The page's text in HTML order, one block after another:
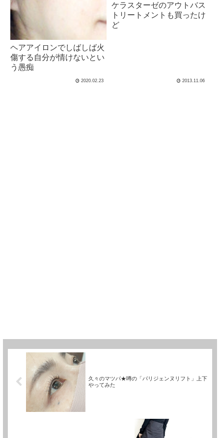
ヘアアイロンでしばしば火
傷する自分が情けないとい
う愚痴
2020.02.23
ケラスターゼのアウトバス
トリートメントも買ったけ
ど
2013.11.06
久々のマツパ★噂の「パリジェンヌリフト」上下
やってみた